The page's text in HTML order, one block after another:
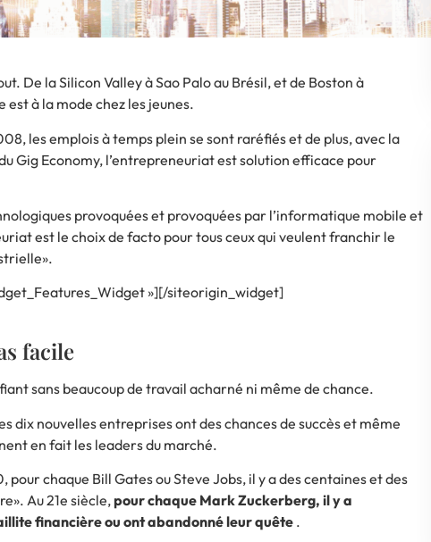
De la Silicon Valley à Sao Palo au Brésil, et de Boston à
à la mode chez les jeunes.
les emplois à temps plein se sont raréfiés et de plus, avec la
Gig Economy, l’entrepreneuriat est solution efficace pour
provoquées et provoquées par l’informatique mobile et
est le choix de facto pour tous ceux qui veulent franchir le
»][/siteorigin_widget]
facile
sans beaucoup de travail acharné ni même de chance.
dix nouvelles entreprises ont des chances de succès et même
en fait les leaders du marché.
pour chaque Bill Gates ou Steve Jobs, il y a des centaines et des
Au 21e siècle,pour chaque Mark Zuckerberg, il y a
financière ou ont abandonné leur quête .